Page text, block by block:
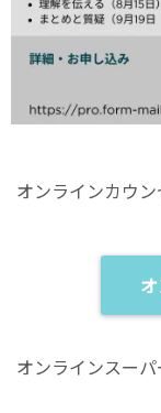
オンラインカウ
オンラインスー